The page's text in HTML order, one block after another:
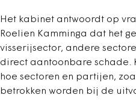
Het kabinet antwoordt op
Roelien Kamminga dat het
visserijsector, andere
direct aantoonbare schade.
hoe sectoren en partijen,
betrokken worden bij de